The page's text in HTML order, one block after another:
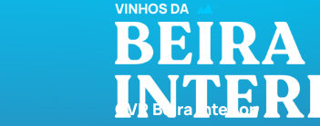
CVR Beira Interior